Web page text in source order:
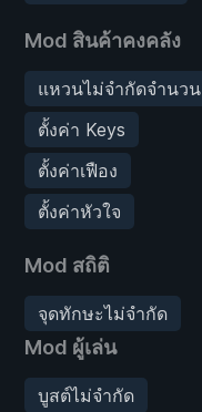
Mod สินค้าคงคลัง
แหวนไม่จำกัดจำนวน
ตั้งค่า Keys
ตั้งค่าเฟือง
ตั้งค่าหัวใจ
Mod สถิติ
จุดทักษะไม่จำกัด
Mod ผู้เล่น
บูสต์ไม่จำกัด